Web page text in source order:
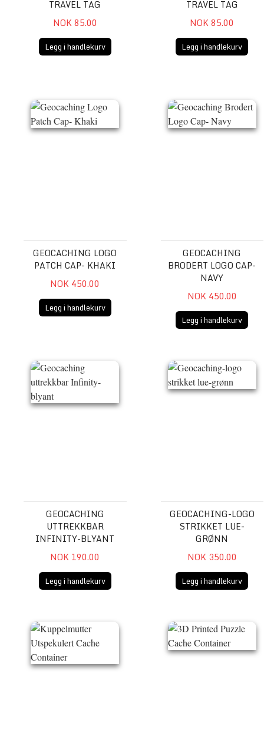
TRAVEL TAG
NOK 85.00
Legg i handlekurv
TRAVEL TAG
NOK 85.00
Legg i handlekurv
Geocaching Logo Patch Cap- Khaki
GEOCACHING LOGO
PATCH CAP- KHAKI
NOK 450.00
Legg i handlekurv
Geocaching Brodert Logo
GEOCACHING
BRODERT LOGO CAP-
NAVY
NOK 450.00
Legg i handlekurv
Geocaching uttrekkbar Infinity-blyant
GEOCACHING
UTTREKKBAR
INFINITY-BLYANT
NOK 190.00
Legg i handlekurv
Geocaching-logo strikket
GEOCACHING-LOGO
STRIKKET LUE-
GRØNN
NOK 350.00
Legg i handlekurv
Kuppelmutter Utspekulert Cache Container3D Printed Puzzle Cache